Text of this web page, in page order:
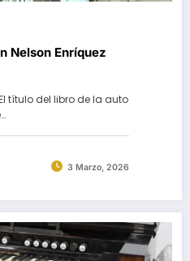
Nelson Enríquez
título del libro de la auto
3 Marzo, 2026